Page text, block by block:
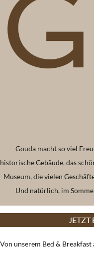
Gouda macht so viel
historische Gebäude, das
Museum, die vielen
Und natürlich, im
Von unserem Bed &